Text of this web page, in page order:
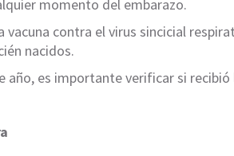
momento del embarazo.
contra el virus sincicial
nacidos.
año, es importante verificar si recibió